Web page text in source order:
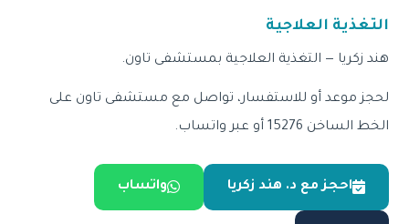
التغذية العلاجية
هند زكريا — التغذية العلاجية بمستشفى تاون.
لحجز موعد أو للاستفسار، تواصل مع مستشفى تاون على
الخط الساخن 15276 أو عبر واتساب.
احجز مع د. هند زكريا واتساب